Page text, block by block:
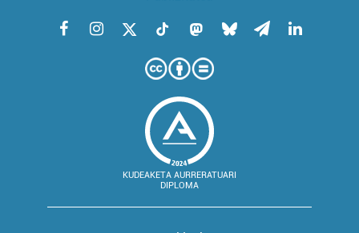
KUDEAKETA AURRERATUARI
DIPLOMA